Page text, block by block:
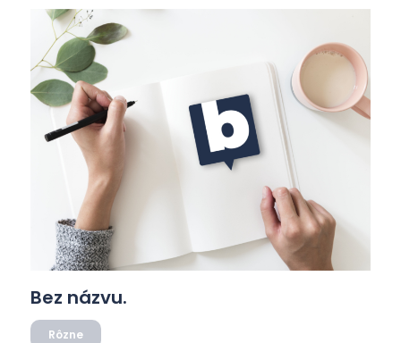
nikdy nebolo. […]
Rôzne
Bez názvu.